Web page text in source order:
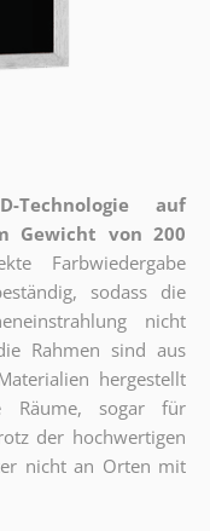
auf
Gewicht von 200
Farbwiedergabe
sodass die
nicht
Rahmen sind aus
hergestellt
sogar für
der hochwertigen
nicht an Orten mit